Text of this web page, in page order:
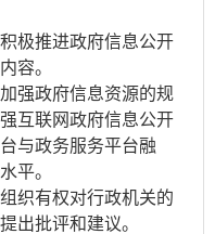
极推进政府信息公开
容。
强政府信息资源的规
互联网政府信息公开
与政务服务平台融
平。
织有权对行政机关的
出批评和建议。